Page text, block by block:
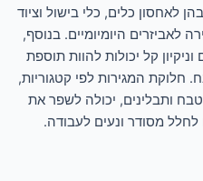
לאחסון כלים, כלי בישול וציוד
לאביזרים היומיומיים. בנוסף,
קל יכולות להוות תוספת
חלוקת המגירות לפי קטגוריות,
ותבלינים, יכולה לשפר את
מסודר ונעים לעבודה.